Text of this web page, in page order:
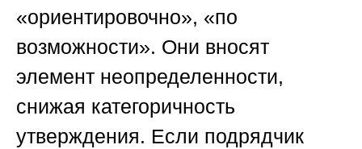
«ориентировочно», «по
возможности». Они вносят
элемент неопределенности,
снижая категоричность
утверждения. Если подрядчик